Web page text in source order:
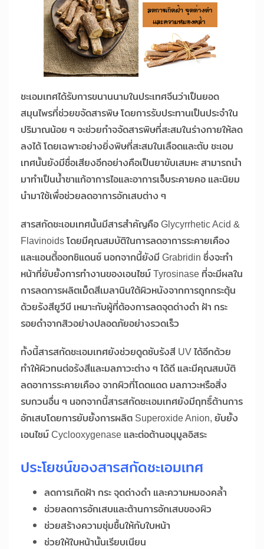
ชะเอมเทศได้รับการขนานนามในประเทศจีนว่าเป็นยอด
สมุนไพรที่ช่วยขจัดสารพิษ โดยการรับประทานเป็นประจำใน
ปริมาณน้อย ๆ จะช่วยกำจจัดสารพิษที่สะสมในร่างกายให้ลด
ลงได้ โดยเฉพาะอย่างยิ่งพิษที่สะสมในเลือดและตับ ชะเอม
เทศนั้นยังมีชื่อเสียงอีกอย่างคือเป็นยาขับเสมหะ สามารถนำ
มาทำเป็นน้ำชาแก้อาการไอและอาการเจ็บระคายคอ และนิยม
นำมาใช้เพื่อช่วยลดอาการอักเสบต่าง ๆ
สารสกัดชะเอมเทศนั้นมีสารสำคัญคือ Glycyrrhetic Acid &
Flavinoids โดยมีคุณสมบัติในการลดอาการระคายเคือง
และแอนตี้ออกซิแดนซ์ นอกจากนี้ยังมี Grabridin ซึ่งจะทำ
หน้าที่ยับยั้งการทำงานของเอนไซม์ Tyrosinase ที่จะมีผลใน
การลดการผลิตเม็ดสีเมลานินใต้ผิวหนังจากการถูกกระตุ้น
ด้วยรังสียูวีบี เหมาะกับผู้ที่ต้องการลดจุดด่างดำ ฝ้า กระ
รอยดำจากสิวอย่างปลอดภัยอย่างรวดเร็ว
ทั้งนี้สารสกัดชะเอมเทศยังช่วยดูดซับรังสี UV ได้อีกด้วย
ทำให้ผิวทนต่อรังสีและมลภาวะต่าง ๆ ได้ดี และมีคุณสมบัติ
ลดอาการระคายเคือง จากผิวที่โดดแดด มลภาวะหรือสิ่ง
รบกวนอื่น ๆ นอกจากนี้สารสกัดชะเอมเทศยังมีฤทธิ์ต้านการ
อักเสบโดยการยับยั้งการผลิต Superoxide Anion, ยับยั้ง
เอนไซม์ Cyclooxygenase และต่อต้านอนุมูลอิสระ
ประโยชน์ของสารสกัดชะเอมเทศ
ลดการเกิดฝ้า กระ จุดด่างดำ และความหมองคล้ำ
ช่วยลดการอักเสบและต้านการอักเสบของผิว
ช่วยสร้างความชุ่มชื้นให้กับใบหน้า
ช่วยให้ใบหน้านั้นเรียบเนียน